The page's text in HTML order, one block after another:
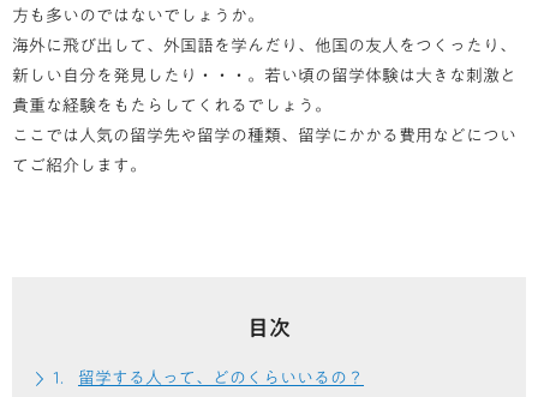
方も多いのではないでしょうか。
海外に飛び出して、外国語を学んだり、他国の友人をつくったり、
新しい自分を発見したり・・・。若い頃の留学体験は大きな刺激と
貴重な経験をもたらしてくれるでしょう。
ここでは人気の留学先や留学の種類、留学にかかる費用などについ
てご紹介します。
目次
留学する人って、どのくらいいるの？